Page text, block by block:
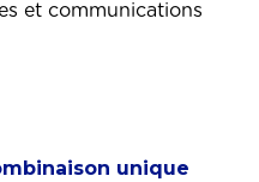
et communications
unique